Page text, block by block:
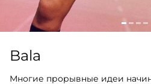
Bala
Многие прорывные идеи